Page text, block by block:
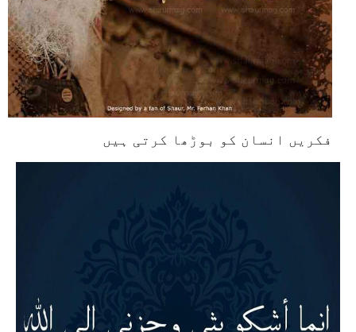
فکریں انسان کو بوڑھا کرتی ہیں